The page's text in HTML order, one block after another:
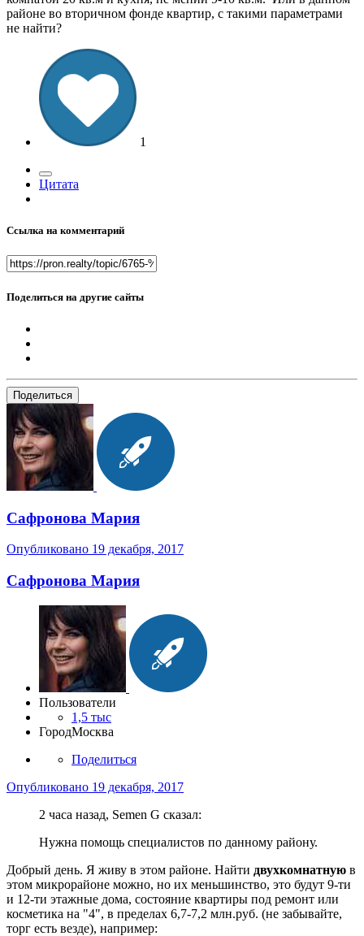
районе во вторичном фонде квартир, с такими параметрами
не найти?
1
Цитата
Ссылка на комментарий
Поделиться на другие сайты
Поделиться
Сафронова Мария
Опубликовано 19 декабря, 2017
Сафронова Мария
Пользователи
1,5 тыс
ГородМосква
Поделиться
Опубликовано 19 декабря, 2017
2 часа назад, Semen G сказал:
Нужна помощь специалистов по данному району.
Добрый день. Я живу в этом районе. Найти двухкомнатную в
этом микрорайоне можно, но их меньшинство, это будут 9-ти
и 12-ти этажные дома, состояние квартиры под ремонт или
косметика на "4", в пределах 6,7-7,2 млн.руб. (не забывайте,
торг есть везде), например: